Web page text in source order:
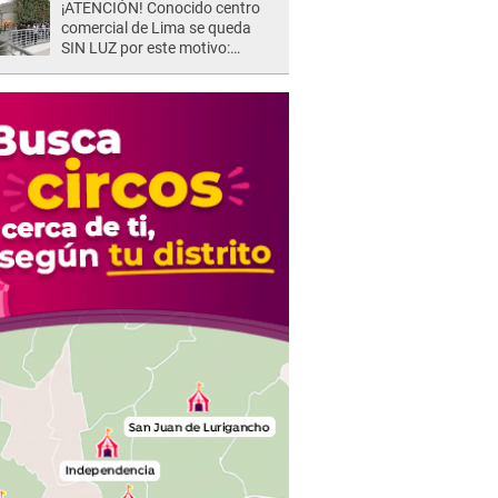
¡ATENCIÓN! Conocido centro
comercial de Lima se queda
SIN LUZ por este motivo: